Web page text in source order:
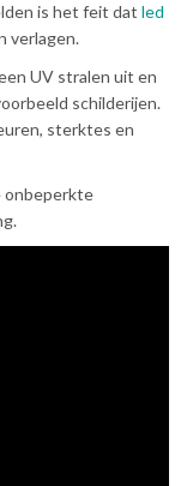
is het feit dat led
verlagen.
UV stralen uit en
schilderijen.
sterktes en
onbeperkte